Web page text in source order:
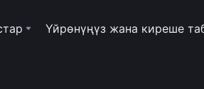
Үйрөнүңүз жана киреше